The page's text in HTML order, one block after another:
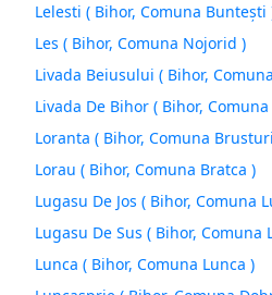
Lelesti ( Bihor, Comuna Bunteşti
Les ( Bihor, Comuna Nojorid )
Livada Beiusului ( Bihor,
Livada De Bihor ( Bihor,
Loranta ( Bihor, Comuna
Lorau ( Bihor, Comuna Bratca )
Lugasu De Jos ( Bihor, Comuna
Lugasu De Sus ( Bihor, Comuna
Lunca ( Bihor, Comuna Lunca )